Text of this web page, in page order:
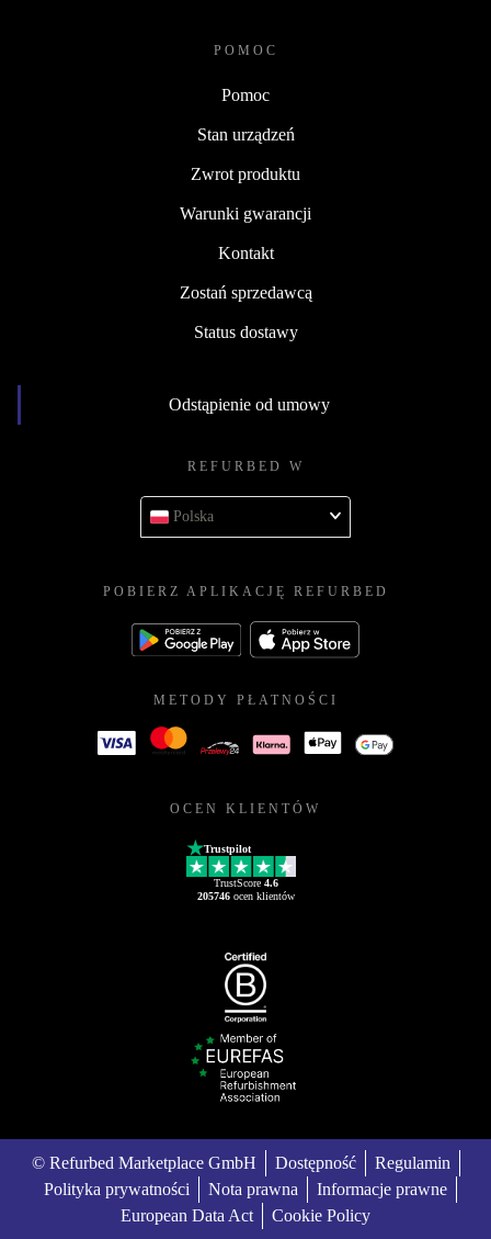
POMOC
Pomoc
Stan urządzeń
Zwrot produktu
Warunki gwarancji
Kontakt
Zostań sprzedawcą
Status dostawy
Odstąpienie od umowy
REFURBED W
Polska
POBIERZ APLIKACJĘ REFURBED
METODY PŁATNOŚCI
OCEN KLIENTÓW
Trustpilot
TrustScore 4.6
205746ocen klientów
© Refurbed Marketplace GmbH Dostępność
Regulamin
Polityka prywatności
Nota prawna
Informacje prawne
European Data Act
Cookie Policy